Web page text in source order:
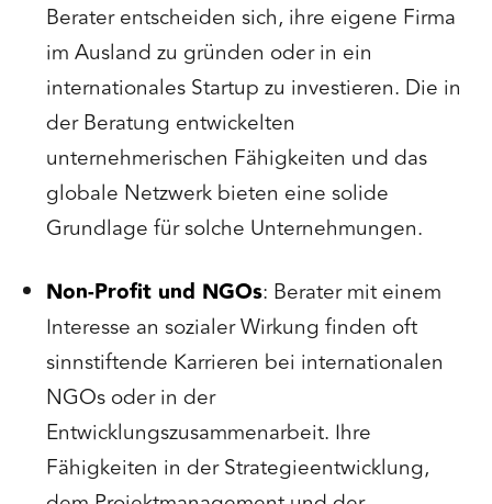
Berater entscheiden sich, ihre eigene Firma
im Ausland zu gründen oder in ein
internationales Startup zu investieren. Die in
der Beratung entwickelten
unternehmerischen Fähigkeiten und das
globale Netzwerk bieten eine solide
Grundlage für solche Unternehmungen.
Non-Profit und NGOs: Berater mit einem
Interesse an sozialer Wirkung finden oft
sinnstiftende Karrieren bei internationalen
NGOs oder in der
Entwicklungszusammenarbeit. Ihre
Fähigkeiten in der Strategieentwicklung,